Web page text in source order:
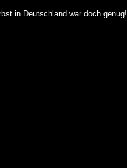
in Deutschland war doch genug!